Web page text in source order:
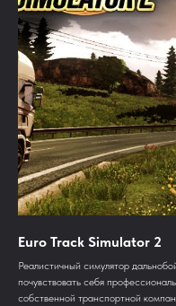
Euro Track Simulator 2
Реалистичный симулятор
почувствовать себя
собственной транспортной